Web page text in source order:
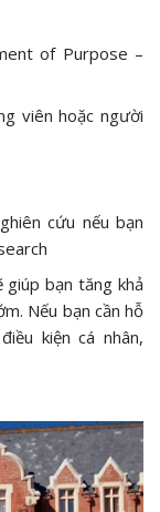
of Purpose –
viên hoặc người
cứu nếu bạn
giúp bạn tăng khả
Nếu bạn cần hỗ
kiện cá nhân,